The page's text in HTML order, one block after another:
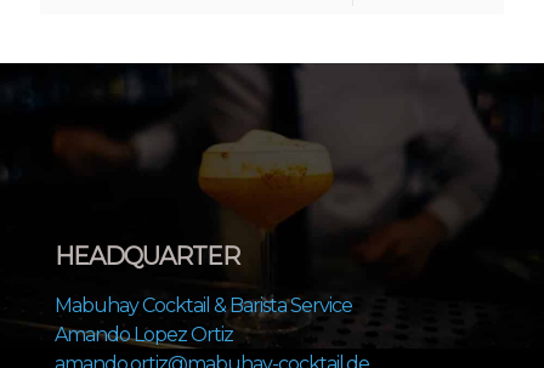
HEADQUARTER
Mabuhay Cocktail & Barista Service
Amando Lopez Ortiz